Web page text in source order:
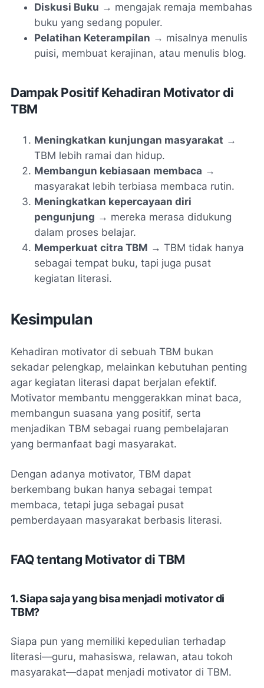
Diskusi Buku → mengajak remaja membahas
buku yang sedang populer.
Pelatihan Keterampilan → misalnya menulis
puisi, membuat kerajinan, atau menulis blog.
Dampak Positif Kehadiran Motivator di
TBM
Meningkatkan kunjungan masyarakat →
TBM lebih ramai dan hidup.
Membangun kebiasaan membaca →
masyarakat lebih terbiasa membaca rutin.
Meningkatkan kepercayaan diri
pengunjung → mereka merasa didukung
dalam proses belajar.
Memperkuat citra TBM → TBM tidak hanya
sebagai tempat buku, tapi juga pusat
kegiatan literasi.
Kesimpulan
Kehadiran motivator di sebuah TBM bukan
sekadar pelengkap, melainkan kebutuhan penting
agar kegiatan literasi dapat berjalan efektif.
Motivator membantu menggerakkan minat baca,
membangun suasana yang positif, serta
menjadikan TBM sebagai ruang pembelajaran
yang bermanfaat bagi masyarakat.
Dengan adanya motivator, TBM dapat
berkembang bukan hanya sebagai tempat
membaca, tetapi juga sebagai pusat
pemberdayaan masyarakat berbasis literasi.
FAQ tentang Motivator di TBM
1. Siapa saja yang bisa menjadi motivator di
TBM?
Siapa pun yang memiliki kepedulian terhadap
literasi—guru, mahasiswa, relawan, atau tokoh
masyarakat—dapat menjadi motivator di TBM.